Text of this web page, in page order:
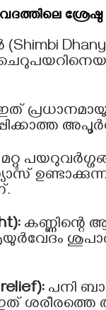
ശ്രേഷ്ഠ
മറ്റു
കണ്ണിന്റെ
പനി
ശരീരത്തെ